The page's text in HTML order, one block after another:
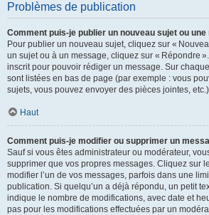
Problèmes de publication
Comment puis-je publier un nouveau sujet ou une
Pour publier un nouveau sujet, cliquez sur «
un sujet ou à un message, cliquez sur « Répondre
inscrit pour pouvoir rédiger un message. Sur
sont listées en bas de page (par exemple : vous
sujets, vous pouvez envoyer des pièces jointes,
Haut
Comment puis-je modifier ou supprimer un
Sauf si vous êtes administrateur ou modérateur,
supprimer que vos propres messages. Cliquez sur
modifier l’un de vos messages, parfois dans une
publication. Si quelqu’un a déjà répondu, un petit
indique le nombre de modifications, avec date et
pas pour les modifications effectuées par un